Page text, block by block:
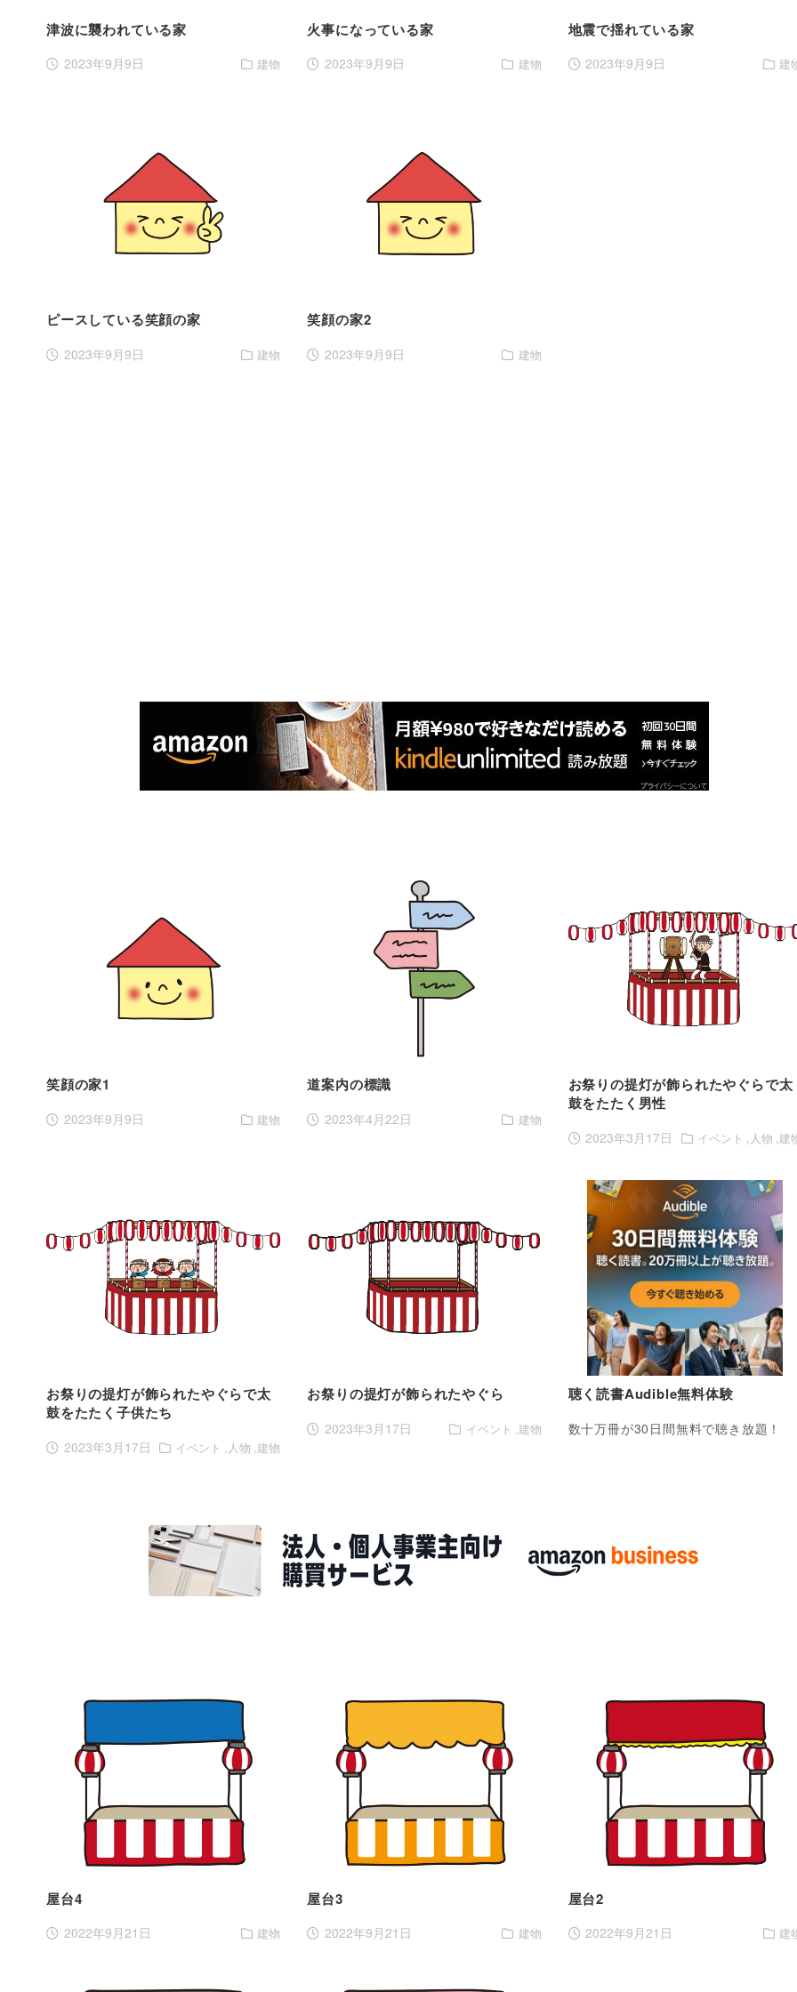
津波に襲われている家
2023年9月9日 建物
火事になっている家
2023年9月9日 建物
地震で揺れている家
2023年9月9日 建
ピースしている笑顔の家
2023年9月9日 建物
笑顔の家2
2023年9月9日 建物
笑顔の家1
2023年9月9日 建物
道案内の標識
2023年4月22日 建物
お祭りの提灯が飾られたやぐらで太
鼓をたたく男性
2023年3月17日 イベント 人物 建
お祭りの提灯が飾られたやぐらで太
鼓をたたく子供たち
2023年3月17日 イベント 人物 建物
お祭りの提灯が飾られたやぐら
2023年3月17日 イベント 建物
聴く読書Audible無料体験
数十万冊が30日間無料で聴き放題！
屋台4
2022年9月21日 建物
屋台3
2022年9月21日 建物
屋台2
2022年9月21日 建